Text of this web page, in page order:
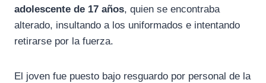
adolescente de 17 años, quien se encontraba
alterado, insultando a los uniformados e intentando
retirarse por la fuerza.
El joven fue puesto bajo resguardo por personal de la